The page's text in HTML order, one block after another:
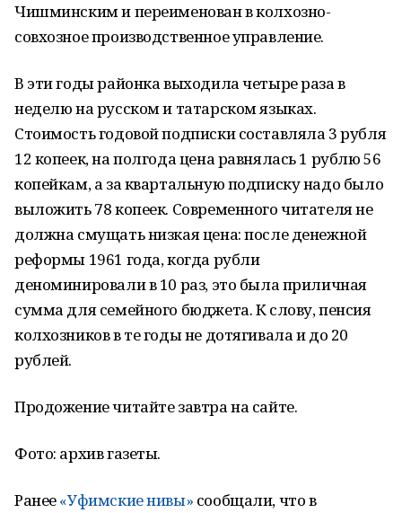
Чишминским и переименован в колхозно-
совхозное производственное управление.
В эти годы районка выходила четыре раза в
неделю на русском и татарском языках.
Стоимость годовой подписки составляла 3 рубля
12 копеек, на полгода цена равнялась 1 рублю 56
копейкам, а за квартальную подписку надо было
выложить 78 копеек. Современного читателя не
должна смущать низкая цена: после денежной
реформы 1961 года, когда рубли
деноминировали в 10 раз, это была приличная
сумма для семейного бюджета. К слову, пенсия
колхозников в те годы не дотягивала и до 20
рублей.
Продожение читайте завтра на сайте.
Фото: архив газеты.
Ранее«Уфимские нивы» сообщали, что в